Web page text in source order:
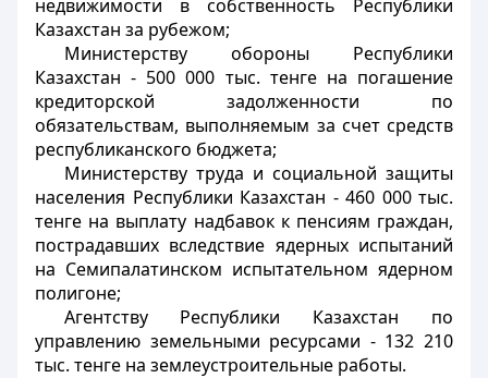
недвижимости в собственность Республики
Казахстан за рубежом;
Министерству обороны Республики
Казахстан - 500 000 тыс. тенге на погашение
кредиторской задолженности по
обязательствам, выполняемым за счет средств
республиканского бюджета;
Министерству труда и социальной защиты
населения Республики Казахстан - 460 000 тыс.
тенге на выплату надбавок к пенсиям граждан,
пострадавших вследствие ядерных испытаний
на Семипалатинском испытательном ядерном
полигоне;
Агентству Республики Казахстан по
управлению земельными ресурсами - 132 210
тыс. тенге на землеустроительные работы.